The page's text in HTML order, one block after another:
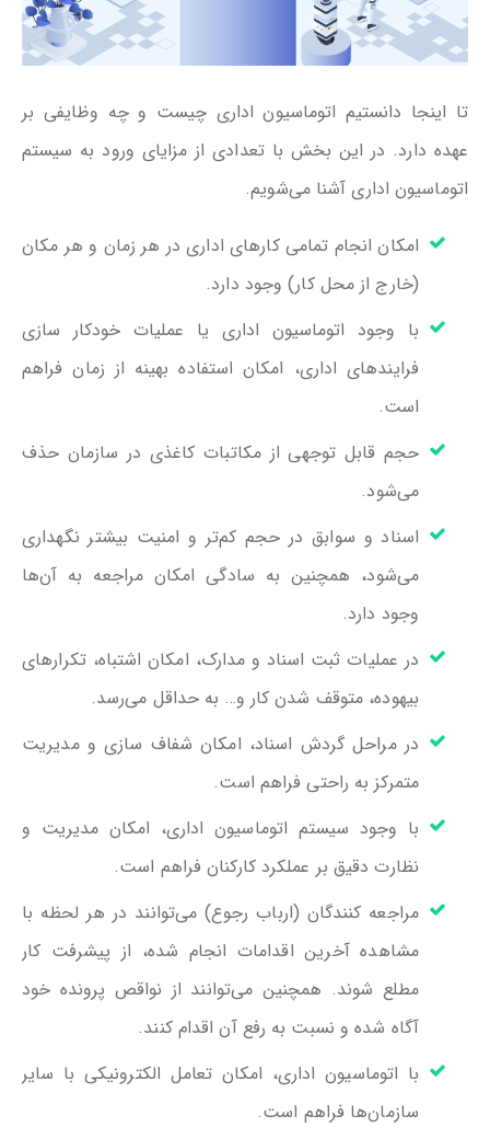
تا اینجا دانستیم اتوماسیون اداری چیست و چه وظایفی بر
عهده دارد. در این بخش با تعدادی از مزایای ورود به سیستم
اتوماسیون اداری آشنا می‌شویم.
امکان انجام تمامی کارهای اداری در هر زمان و هر مکان
(خارج از محل کار) وجود دارد.
با وجود اتوماسیون اداری یا عملیات خودکار سازی
فرایندهای اداری، امکان استفاده بهینه از زمان فراهم
است.
حجم قابل توجهی از مکاتبات کاغذی در سازمان حذف
می‌شود.
اسناد و سوابق در حجم کم‌تر و امنیت بیشتر نگهداری
می‌شود، همچنین به سادگی امکان مراجعه به آن‌ها
وجود دارد.
در عملیات ثبت اسناد و مدارک، امکان اشتباه، تکرارهای
بیهوده، متوقف شدن کار و… به حداقل می‌رسد.
در مراحل گردش اسناد، امکان شفاف سازی و مدیریت
متمرکز به راحتی فراهم است.
با وجود سیستم اتوماسیون اداری، امکان مدیریت و
نظارت دقیق بر عملکرد کارکنان فراهم است.
مراجعه کنندگان (ارباب رجوع) می‌توانند در هر لحظه با
مشاهده آخرین اقدامات انجام شده، از پیشرفت کار
مطلع شوند. همچنین می‌توانند از نواقص پرونده خود
آگاه شده و نسبت به رفع آن اقدام کنند.
با اتوماسیون اداری، امکان تعامل الکترونیکی با سایر
سازمان‌ها فراهم است.